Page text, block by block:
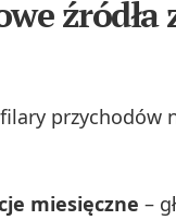
źródła
przychodów
miesięczne –